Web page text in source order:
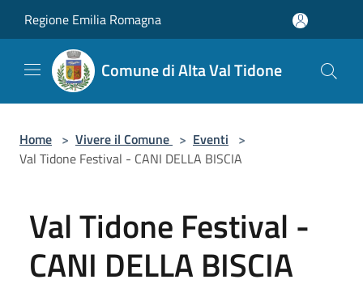
Regione Emilia Romagna
Comune di Alta Val Tidone
Home > Vivere il Comune > Eventi >
Val Tidone Festival - CANI DELLA BISCIA
Val Tidone Festival -
CANI DELLA BISCIA